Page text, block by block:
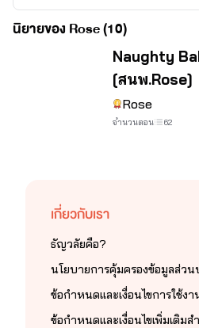
นิยายของ Rose (10)
Naughty
[สนพ.Rose]
Rose
จำนวนตอน 62
เกี่ยวกับเรา
ธัญวลัยคือ?
นโยบายการคุ้มครองข้อมูลส่ว
ข้อกำหนดและเงื่อนไขการใช้ง
ข้อกำหนดและเงื่อนไขเพิ่มเติม